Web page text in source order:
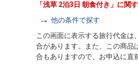
「浅草 2泊3日 朝食付き」に関
他の条件で探す
この画面に表示する旅行代金
合があります。また、この商品
合もありますので、お申込に直